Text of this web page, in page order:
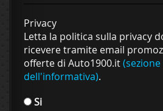
Privacy
Letta la politica sulla privacy
ricevere tramite email
offerte di Auto1900.it(sezione
dell'informativa).
Si